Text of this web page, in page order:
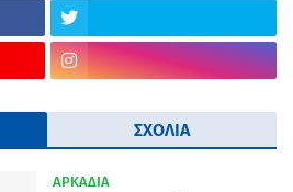
ΣΧΟΛΙΑ
ΑΡΚΑΔΙΑ